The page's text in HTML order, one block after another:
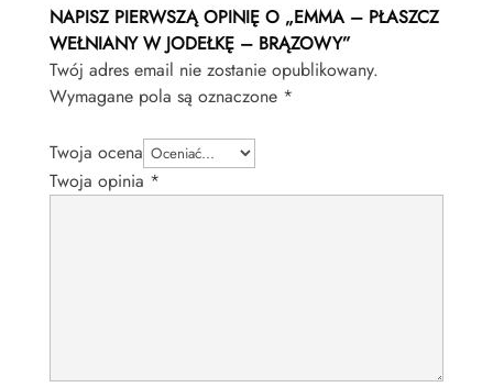
NAPISZ PIERWSZĄ OPINIĘ O „EMMA – PŁASZCZ
WEŁNIANY W JODEŁKĘ – BRĄZOWY”
Twój adres email nie zostanie opublikowany.
Wymagane pola są oznaczone *
Twoja ocena
Twoja opinia *